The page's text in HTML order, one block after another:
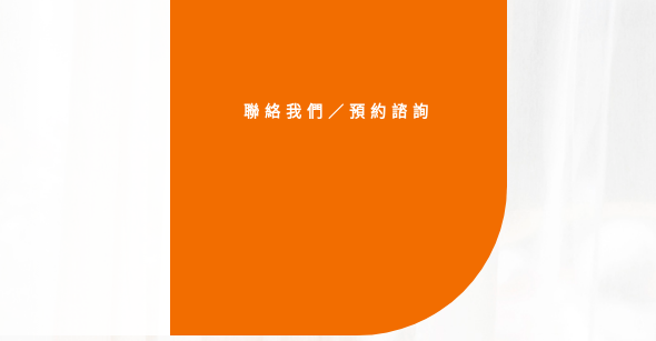
聯絡我們／預約諮詢